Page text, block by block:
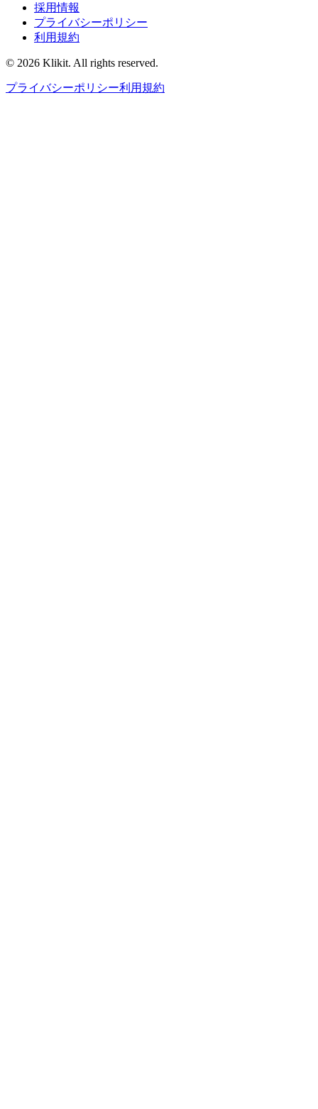
採用情報
プライバシーポリシー
利用規約
© 2026 Klikit. All rights reserved.
プライバシーポリシー利用規約